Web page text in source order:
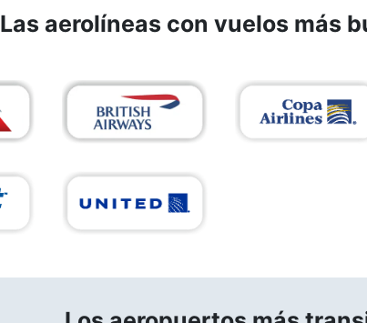
Las aerolíneas con vuelos más